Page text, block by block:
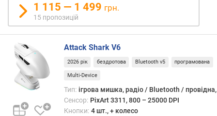
я
и
з
н
а
ч
е
н
1 115 — 1 499 грн.
15 пропозицій
Attack Shark V6
2026 рік бездротова Bluetooth v5 програмована
Multi-Device
Тип: ігрова мишка, радіо / Bluetooth / провідна,
Сенсор: PixArt 3311, 800 – 25000 DPI
Кнопки: 4 шт., + колесо